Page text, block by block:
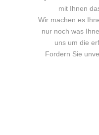
mit Ihnen
Wir machen es
nur noch was
uns um die
Fordern Sie